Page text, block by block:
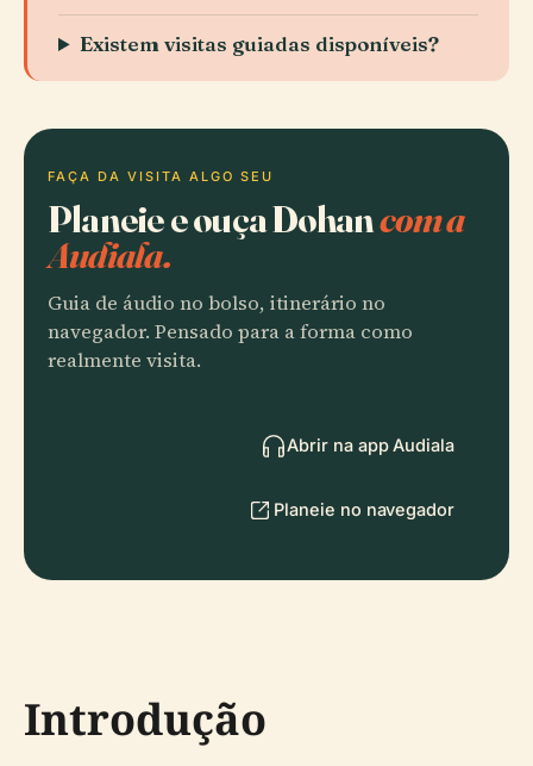
Existem visitas guiadas disponíveis?
FAÇA DA VISITA ALGO SEU
Planeie e ouça Dohancom a
Audiala.
Guia de áudio no bolso, itinerário no
navegador. Pensado para a forma como
realmente visita.
Abrir na app Audiala
Planeie no navegador
Introdução